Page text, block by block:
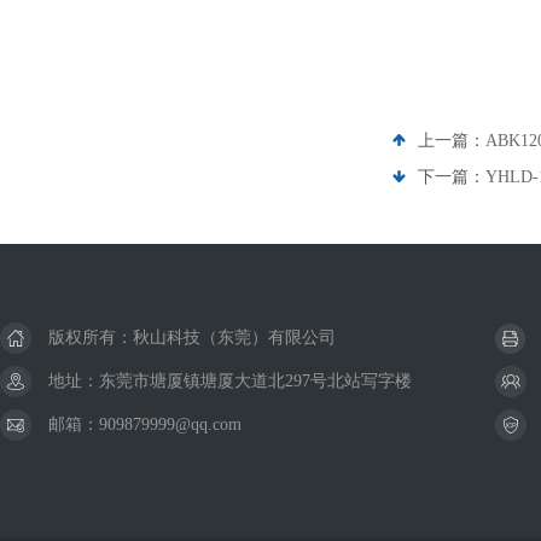
上一篇：
下一篇： YHLD-
版权所有：秋山科技（东莞）有限公司
地址：东莞市塘厦镇塘厦大道北297号北站写字楼
邮箱：909879999@qq.com